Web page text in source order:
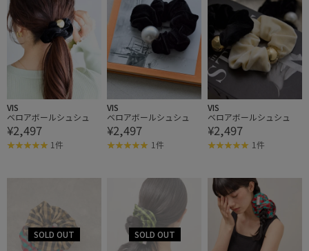
VIS
ベロアボールシュシュ
¥2,497
1件
VIS
ベロアボールシュシュ
¥2,497
1件
VIS
ベロアボールシュシュ
¥2,497
1件